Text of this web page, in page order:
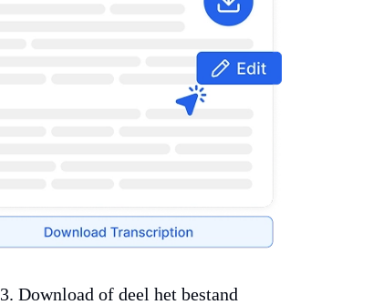
3. Download of deel het bestand